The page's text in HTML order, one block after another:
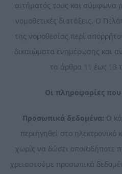
αιτήματός τους και σύμφωνα
νομοθετικές διατάξεις. Ο
της νομοθεσίας περί
δικαιώματα ενημέρωσης και
τα άρθρα 11 έως 13
Οι πληροφορίες
Προσωπικά δεδομένα: Ο
περιηγηθεί στο
χωρίς να δώσει οποιαδήποτε
χρειαστούμε προσωπικά